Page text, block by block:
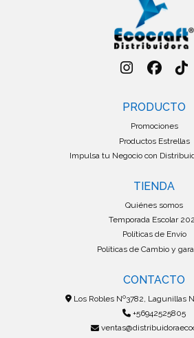
PRODUCTO
Promociones
Productos Estrellas
Impulsa tu Negocio con
TIENDA
Quiénes somos
Temporada Escolar
Políticas de Envío
Políticas de Cambio y
CONTACTO
Los Robles Nº3782, Lagunillas
+56942525805